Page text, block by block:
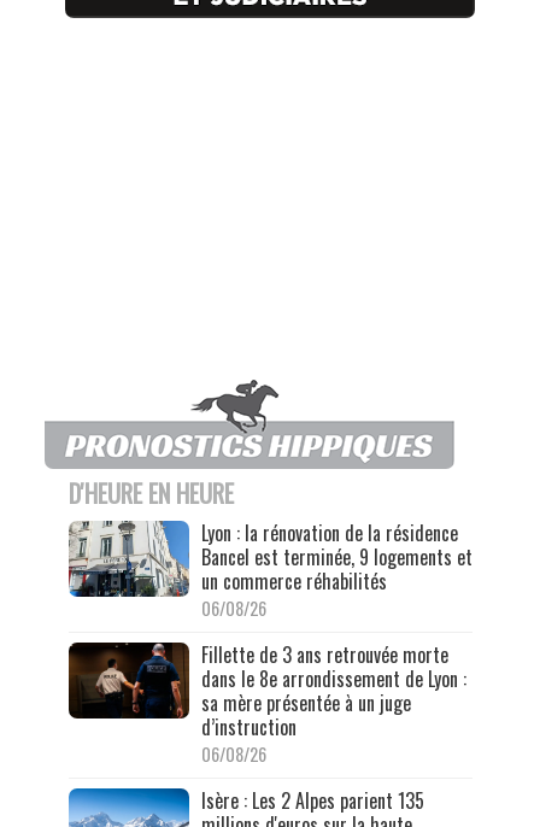
D'HEURE EN HEURE
Lyon : la rénovation de la résidence
Bancel est terminée, 9 logements et
un commerce réhabilités
06/08/26
Fillette de 3 ans retrouvée morte
dans le 8e arrondissement de Lyon :
sa mère présentée à un juge
d’instruction
06/08/26
Isère : Les 2 Alpes parient 135